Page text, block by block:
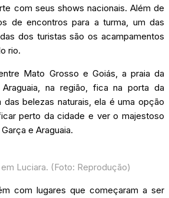
com seus shows nacionais. Além de
de encontros para a turma, um das
dos turistas são os acampamentos
rio.
Mato Grosso e Goiás, a praia da
na região, fica na porta da
das belezas naturais, ela é uma opção
perto da cidade e ver o majestoso
e Araguaia.
Luciara. (Foto: Reprodução)
com lugares que começaram a ser